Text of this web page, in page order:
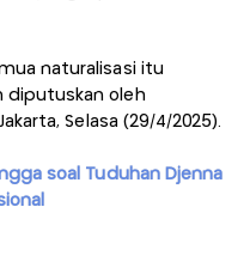
naturalisasi itu
diputuskan oleh
Selasa (29/4/2025).
soal Tuduhan Djenna